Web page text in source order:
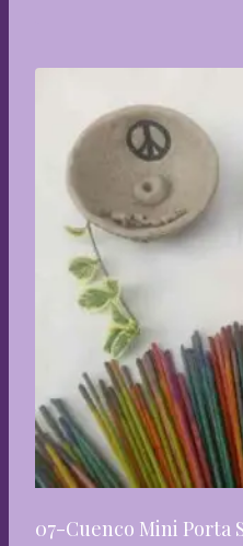
07-Cuenco Mini Porta